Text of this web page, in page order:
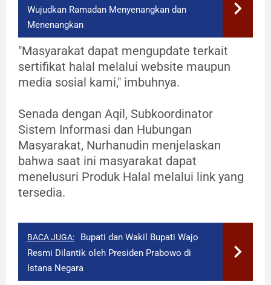
Wujudkan Ramadan Menyenangkan dan
Menenangkan
"Masyarakat dapat mengupdate terkait
sertifikat halal melalui website maupun
media sosial kami," imbuhnya.
Senada dengan Aqil, Subkoordinator
Sistem Informasi dan Hubungan
Masyarakat, Nurhanudin menjelaskan
bahwa saat ini masyarakat dapat
menelusuri Produk Halal melalui link yang
tersedia.
BACA JUGA:
Bupati dan Wakil Bupati Wajo
Resmi Dilantik oleh Presiden Prabowo di
Istana Negara